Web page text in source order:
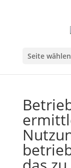
Seite wählen